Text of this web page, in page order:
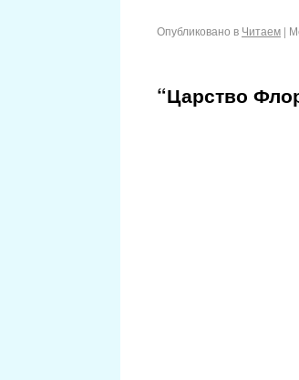
Опубликовано в Читаем |
“Царство